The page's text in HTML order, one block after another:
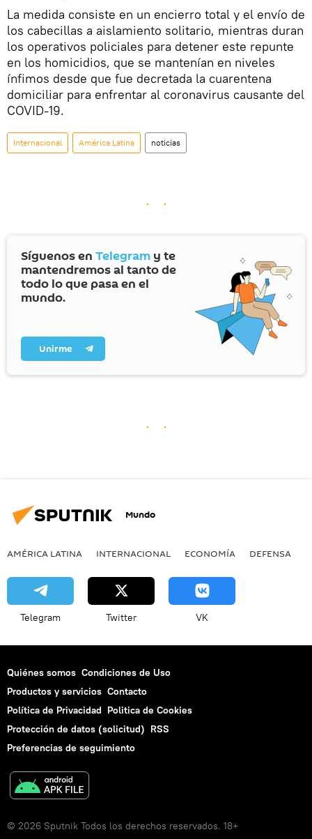
La medida consiste en un encierro total y el envío de
los cabecillas a aislamiento solitario, mientras duran
los operativos policiales para detener este repunte
en los homicidios, que se mantenían en niveles
ínfimos desde que fue decretada la cuarentena
domiciliar para enfrentar al coronavirus causante del
COVID-19.
Internacional América Latina noticias
Síguenos en Telegram y te
mantendremos al tanto de
todo lo que pasa en el
mundo.
Unirme
Mundo
AMÉRICA LATINA INTERNACIONAL ECONOMÍA DEFENSA
Telegram Twitter VK
Quiénes somos Condiciones de Uso
Productos y servicios Contacto
Política de Privacidad Politica de Cookies
Protección de datos (solicitud) RSS
Preferencias de seguimiento
© 2026 Sputnik Todos los derechos reservados. 18+